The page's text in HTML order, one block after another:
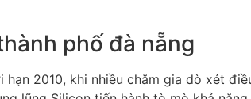
phố đà nẵng
2010, khi nhiều chăm gia dò xét